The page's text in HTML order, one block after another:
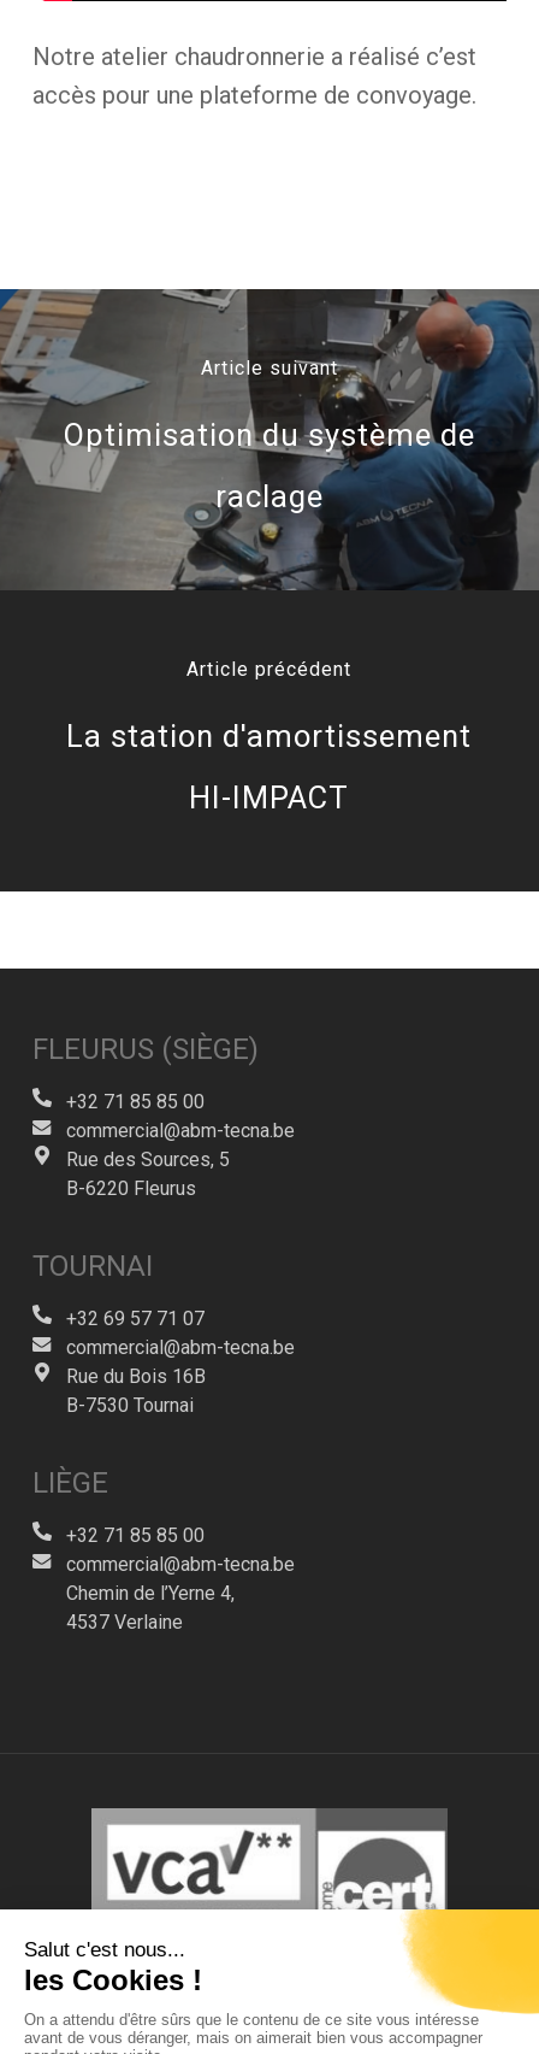
Notre atelier chaudronnerie a réalisé c’est
accès pour une plateforme de convoyage.
Article suivant
Optimisation du système de
raclage
Article précédent
La station d'amortissement
HI-IMPACT
FLEURUS (SIÈGE)
+32 71 85 85 00
commercial@abm-tecna.be
Rue des Sources, 5
B-6220 Fleurus
TOURNAI
+32 69 57 71 07
commercial@abm-tecna.be
Rue du Bois 16B
B-7530 Tournai
LIÈGE
+32 71 85 85 00
commercial@abm-tecna.be
Chemin de l’Yerne 4,
4537 Verlaine
© Tous droits réservés.
Photos et contenus non-contractuels.
ABM TECNA s.a. se réserve le droit de modifier ce site